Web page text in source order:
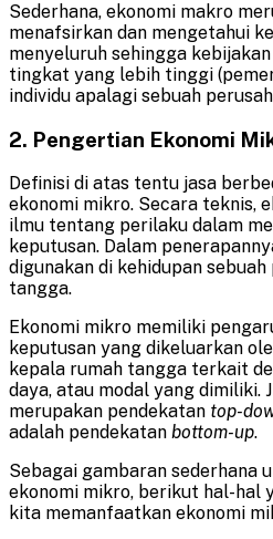
Sederhana, ekonomi makro
menafsirkan dan mengetahui
menyeluruh sehingga
tingkat yang lebih tinggi
individu apalagi sebuah
2. Pengertian Ekonomi
Definisi di atas tentu jasa
ekonomi mikro. Secara teknis,
ilmu tentang perilaku dalam
keputusan. Dalam
digunakan di kehidupan
tangga.
Ekonomi mikro memiliki
keputusan yang dikeluarkan
kepala rumah tangga terkait
daya, atau modal yang dimiliki.
merupakan pendekatan top-
adalah pendekatan bottom-up.
Sebagai gambaran sederhana
ekonomi mikro, berikut hal-hal
kita memanfaatkan ekonomi